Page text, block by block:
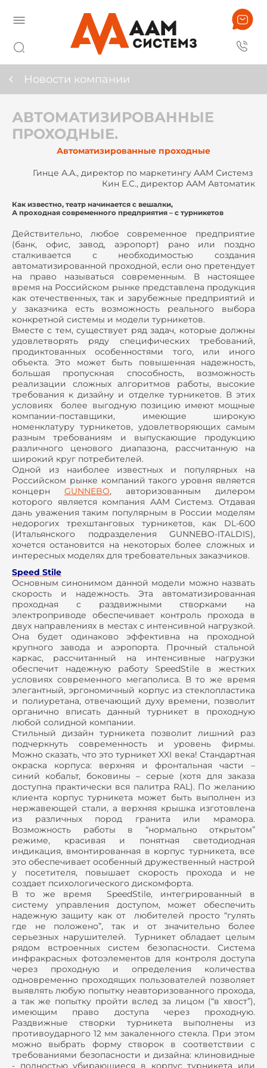
Новости компании
АВТОМАТИЗИРОВАННЫЕ
ПРОХОДНЫЕ.
Автоматизированные проходные
Гинце А.А., директор по маркетингу ААМ Системз
Кин Е.С., директор ААМ Автоматик
Как известно, театр начинается с вешалки,
А проходная современного предприятия – с турникетов
Действительно, любое современное предприятие
(банк, офис, завод, аэропорт) рано или поздно
сталкивается с необходимостью создания
автоматизированной проходной, если оно претендует
на право называться современным. В настоящее
время на Российском рынке представлена продукция
как отечественных, так и зарубежные предприятий и
у заказчика есть возможность реального выбора
конкретной системы и модели турникетов.
Вместе с тем, существует ряд задач, которые должны
удовлетворять ряду специфических требований,
продиктованных особенностями того, или иного
объекта. Это может быть повышенная надежность,
большая пропускная способность, возможность
реализации сложных алгоритмов работы, высокие
требования к дизайну и отделке турникетов. В этих
условиях более выгодную позицию имеют мощные
компании-поставщики, имеющие широкую
номенклатуру турникетов, удовлетворяющих самым
разным требованиям и выпускающие продукцию
различного ценового диапазона, рассчитанную на
широкий круг потребителей.
Одной из наиболее известных и популярных на
Российском рынке компаний такого уровня является
концерн GUNNEBO, авторизованным дилером
которого является компания ААМ Системз. Отдавая
дань уважения таким популярным в России моделям
недорогих трехштанговых турникетов, как DL-600
(Итальянского подразделения GUNNEBO-ITALDIS),
хочется остановится на некоторых более сложных и
интересных моделях для требовательных заказчиков.
Speed Stile
Основным синонимом данной модели можно назвать
скорость и надежность. Эта автоматизированная
проходная с раздвижными створками на
электроприводе обеспечивает контроль прохода в
двух направлениях в местах с интенсивной нагрузкой.
Она будет одинаково эффективна на проходной
крупного завода и аэропорта. Прочный стальной
каркас, рассчитанный на интенсивные нагрузки
обеспечит надежную работу SpeedStile в жестких
условиях современного мегаполиса. В то же время
элегантный, эргономичный корпус из стеклопластика
и полиуретана, отвечающий духу времени, позволит
органично вписать данный турникет в проходную
любой солидной компании.
Стильный дизайн турникета позволит лишний раз
подчеркнуть современность и уровень фирмы.
Можно сказать, что это турникет XXI века! Стандартная
окраска корпуса: верхняя и фронтальная части –
синий кобальт, боковины – серые (хотя для заказа
доступна практически вся палитра RAL). По желанию
клиента корпус турникета может быть выполнен из
нержавеющей стали, а верхняя крышка изготовлена
из различных пород гранита или мрамора.
Возможность работы в “нормально открытом”
режиме, красивая и понятная светодиодная
индикация, вмонтированная в корпус турникета, все
это обеспечивает особенный дружественный настрой
у посетителя, повышает скорость прохода и не
создает психологического дискомфорта.
В то же время SpeedStile, интегрированный в
систему управления доступом, может обеспечить
надежную защиту как от любителей просто “гулять
где не положено”, так и от значительно более
серьезных нарушителей. Турникет обладает целым
рядом встроенных систем безопасности. Система
инфракрасных фотоэлементов для контроля доступа
через проходную и определения количества
одновременно проходящих пользователей позволяет
выявлять любую попытку неавторизованного прохода,
а так же попытку пройти вслед за лицом (“в хвост”),
имеющим право доступа через проходную.
Раздвижные створки турникета выполнены из
противоударного 12 мм закаленного стекла. При этом
можно выбрать форму створок в соответствии с
требованиями безопасности и дизайна: клиновидные
- полностью убирающиеся в корпус турникета или